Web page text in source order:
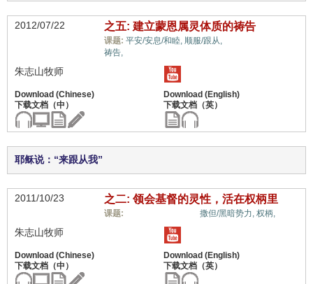
2012/07/22 之五: 建立蒙恩属灵体质的祷告
课题: 平安/安息/和睦, 顺服/跟从,
祷告,
朱志山牧师
耶稣说：“来跟从我”
2011/10/23 之二: 领会基督的灵性，活在权柄里
课题: 撒但/黑暗势力, 权柄,
朱志山牧师